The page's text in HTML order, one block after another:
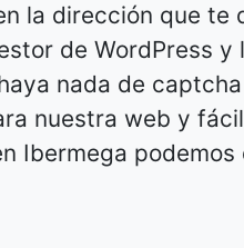
la dirección que
de WordPress
nada de
nuestra web y
Ibermega